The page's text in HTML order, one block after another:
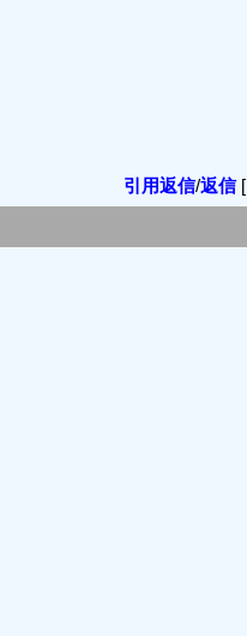
引用返信/返信[